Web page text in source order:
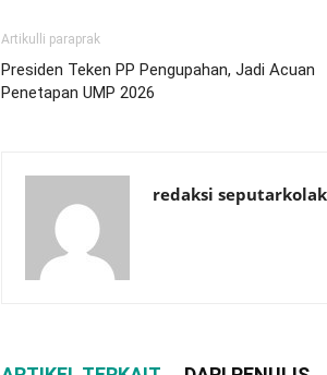
Artikulli paraprak
Presiden Teken PP Pengupahan, Jadi Acuan
Penetapan UMP 2026
redaksi